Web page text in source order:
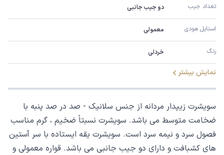
تعداد جیب دو جیب جانبی
استایل هودی معمولی
رنگ خردلی
نمایش بیشتر
سویشرت زیپدار مردانه از جنس سلانیک - صد در صد پنبه با
ضخامت متوسط می باشد. سویشرت نسبتاً ضخیم ، گرم مناسب
فصول سرد و نیمه سرد است. سویشرت یقه ایستاده با سر آستین
های کشبافت و دارای دو جیب جانبی می باشد. قواره معمولی و